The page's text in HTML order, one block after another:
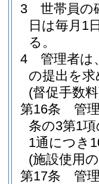
3
世帯員の
日は毎月1
る。
4
管理者は
の提出を
(督促手数
第16条
管
条の3第1
1通につき
(施設使用
第17条
管